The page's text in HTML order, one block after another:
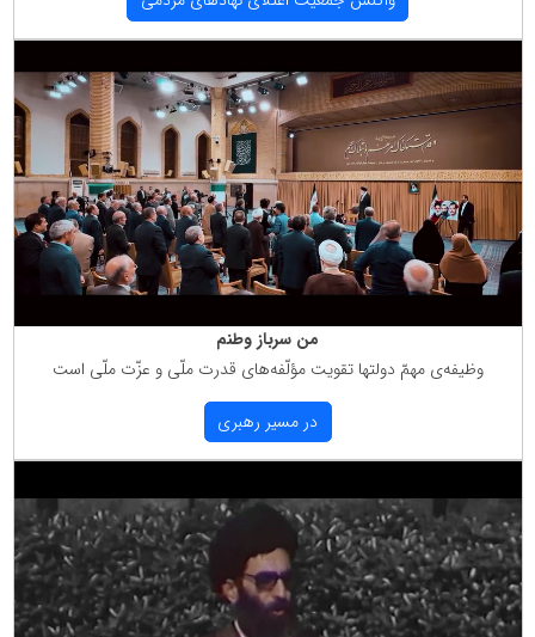
من سرباز وطنم
وظیفه‌ی مهمّ دولتها تقویت مؤلّفه‌های قدرت ملّی و عزّت ملّی است
در مسیر رهبری